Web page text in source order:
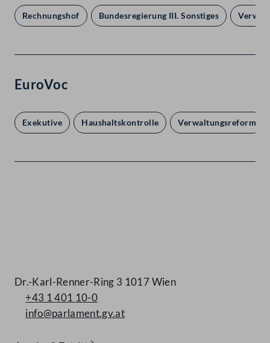
Rechnungshof Bundesregierung III. Sonstiges
EuroVoc
Exekutive Haushaltskontrolle Verwaltungsreform
Dr.-Karl-Renner-Ring 3 1017 Wien
+43 1 401 10-0
info@parlament.gv.at